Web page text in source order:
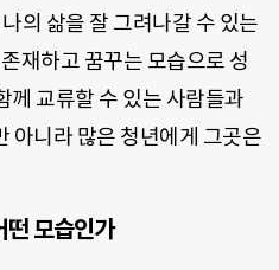
의 삶을 잘 그려나갈 수 있는
재하고 꿈꾸는 모습으로 성
께 교류할 수 있는 사람들과
아니라 많은 청년에게 그곳은
모습인가